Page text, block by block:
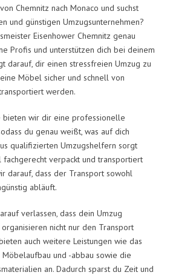
Chemnitz nach Monaco und suchst
und günstigen Umzugsunternehmen?
Eisenhower Chemnitz genau
Profis und unterstützen dich bei deinem
darauf, dir einen stressfreien Umzug zu
Möbel sicher und schnell von
werden.
bieten wir dir eine professionelle
du genau weißt, was auf dich
qualifizierten Umzugshelfern sorgt
verpackt und transportiert
darauf, dass der Transport sowohl
abläuft.
verlassen, dass dein Umzug
nicht nur den Transport
auch weitere Leistungen wie das
Möbelaufbau und -abbau sowie die
an. Dadurch sparst du Zeit und